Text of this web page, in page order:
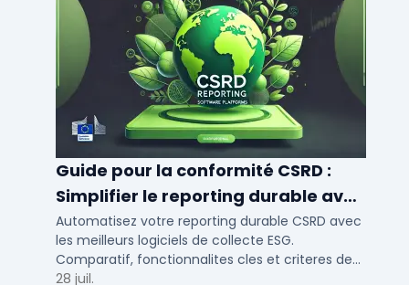
Guide pour la conformité CSRD :
Simplifier le reporting durable avec
des logiciels automatisés
Automatisez votre reporting durable CSRD avec
les meilleurs logiciels de collecte ESG.
Comparatif, fonctionnalites cles et criteres de
choix pour PME et ETI en 2026.
28 juil.